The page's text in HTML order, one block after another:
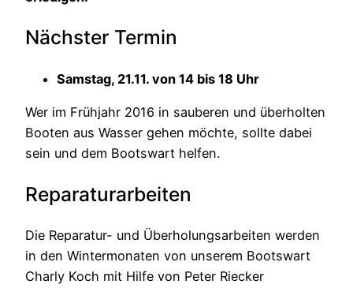
Nächster Termin
Samstag, 21.11. von 14 bis 18 Uhr
Wer im Frühjahr 2016 in sauberen und überholten
Booten aus Wasser gehen möchte, sollte dabei
sein und dem Bootswart helfen.
Reparaturarbeiten
Die Reparatur- und Überholungsarbeiten werden
in den Wintermonaten von unserem Bootswart
Charly Koch mit Hilfe von Peter Riecker